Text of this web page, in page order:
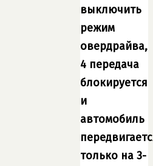
выключить
режим
овердрайва,
4 передача
блокируется
и
автомобиль
только на 3-